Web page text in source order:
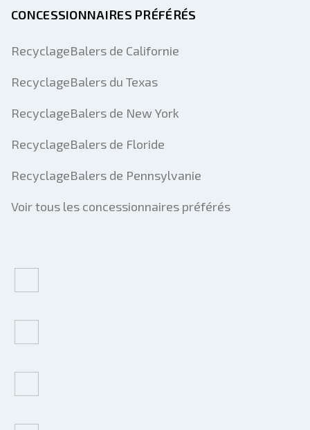
CONCESSIONNAIRES PRÉFÉRÉS
RecyclageBalers de Californie
RecyclageBalers du Texas
RecyclageBalers de New York
RecyclageBalers de Floride
RecyclageBalers de Pennsylvanie
Voir tous les concessionnaires préférés